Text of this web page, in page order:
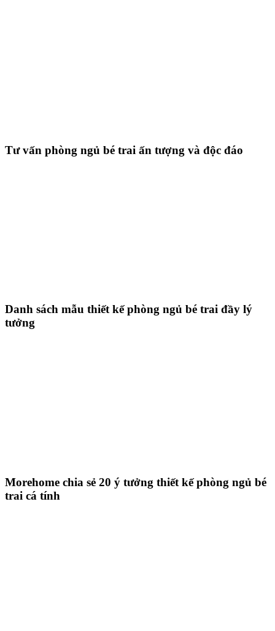
Tư vấn phòng ngủ bé trai ấn tượng và độc đáo
Danh sách mẫu thiết kế phòng ngủ bé trai đầy lý
tưởng
Morehome chia sẻ 20 ý tưởng thiết kế phòng ngủ bé
trai cá tính